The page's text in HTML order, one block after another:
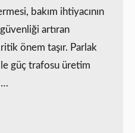
bakım ihtiyacının
artıran
önem taşır. Parlak
güç trafosu üretim